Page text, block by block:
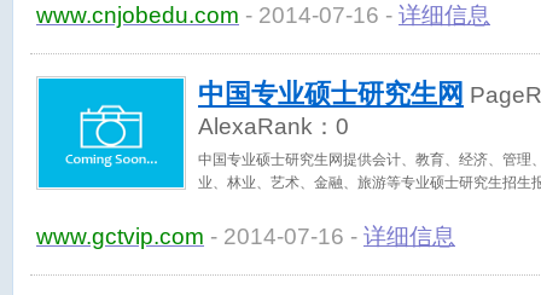
www.cnjobedu.com - 2014-07-16 - 详细信息
中国专业硕士研究生网
AlexaRank： 0
中国专业硕士研究生网提供会计、教育、经济、管理
业、林业、艺术、金融、旅游等专业硕士研究生招生
www.gctvip.com - 2014-07-16 - 详细信息